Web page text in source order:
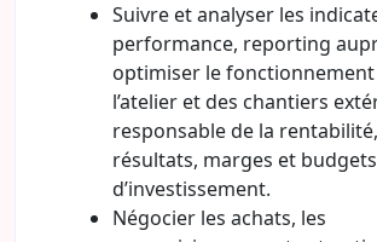
Suivre et analyser les
performance, reporting
optimiser le
l’atelier et des chantiers
responsable de la rentabilité,
résultats, marges et budgets
d’investissement.
Négocier les achats, les